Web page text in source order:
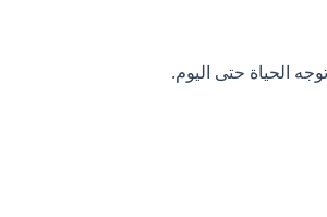
الحياة حتى اليوم.